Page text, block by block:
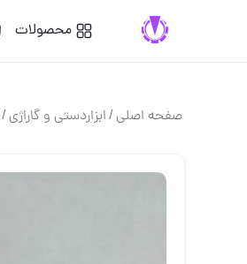
محصولات
صفحه اصلی/ابزاردستی و گاراژی/